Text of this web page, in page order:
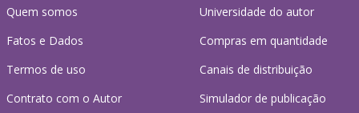
Quem somos
Fatos e Dados
Termos de uso
Contrato com o Autor
Universidade do autor
Compras em quantidade
Canais de distribuição
Simulador de publicação